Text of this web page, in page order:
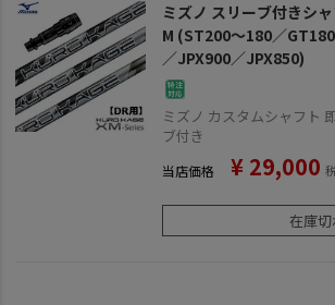
ミズノ スリーブ付きシ
M (ST200～180／
／JPX900／JPX850)
ミズノ カスタムシャフト
ブ付き
当店価格 ¥ 29,000
在庫切